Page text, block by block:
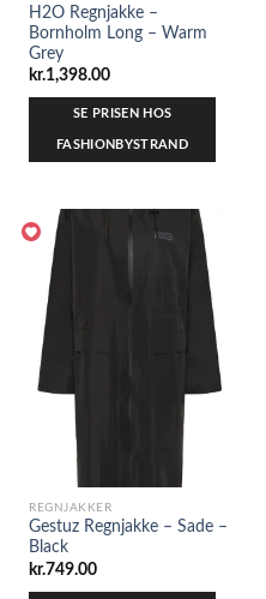
H2O Regnjakke –
Bornholm Long – Warm
Grey
kr.1,398.00
SE PRISEN HOS
FASHIONBYSTRAND
REGNJAKKER
Gestuz Regnjakke – Sade –
Black
kr.749.00